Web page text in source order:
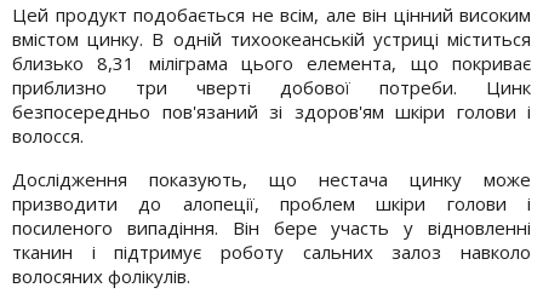
Цей продукт подобається не всім, але він цінний високим
вмістом цинку. В одній тихоокеанській устриці міститься
близько 8,31 міліграма цього елемента, що покриває
приблизно три чверті добової потреби. Цинк
безпосередньо пов'язаний зі здоров'ям шкіри голови і
волосся.
Дослідження показують, що нестача цинку може
призводити до алопеції, проблем шкіри голови і
посиленого випадіння. Він бере участь у відновленні
тканин і підтримує роботу сальних залоз навколо
волосяних фолікулів.